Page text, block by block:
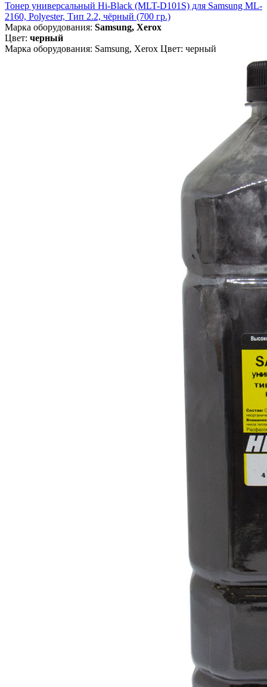
Тонер универсальный Hi-Black (MLT-D101S) для Samsung ML-
2160, Polyester, Тип 2.2, чёрный (700 гр.)
Марка оборудования: Samsung, Xerox
Цвет: черный
Марка оборудования: Samsung, Xerox Цвет: черный